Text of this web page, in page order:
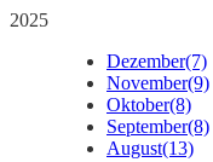
2025
Dezember(7)
November(9)
Oktober(8)
September(8)
August(13)